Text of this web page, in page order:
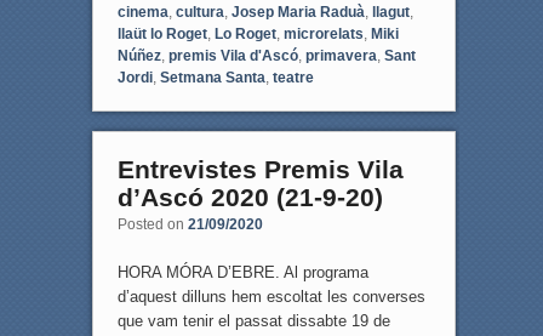
cinema cultura Josep Maria Raduà llagut,
llaüt lo Roget, Lo Roget, microrelats Miki
Núñez, premis Vila d'Ascó, primavera Sant
Jordi, Setmana Santa teatre
Entrevistes Premis Vila
d’Ascó 2020 (21-9-20)
Posted on 21/09/2020
HORA MÓRA D’EBRE. Al programa
d’aquest dilluns hem escoltat les converses
que vam tenir el passat dissabte 19 de